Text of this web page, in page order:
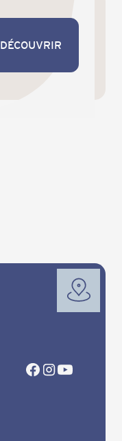
DÉCOUVRIR
DÉCOUVRIR